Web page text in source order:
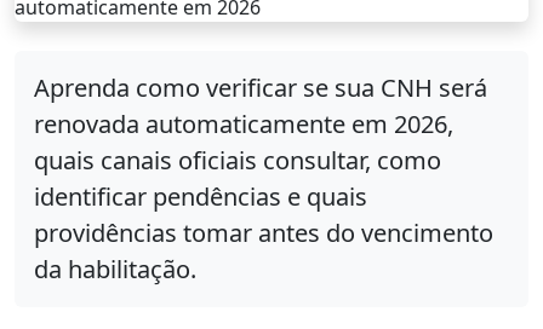
Aprenda como verificar se sua CNH será
renovada automaticamente em 2026,
quais canais oficiais consultar, como
identificar pendências e quais
providências tomar antes do vencimento
da habilitação.